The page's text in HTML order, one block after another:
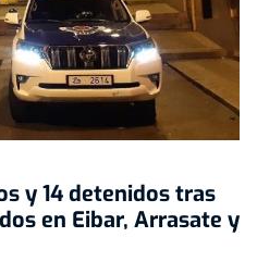
y 14 detenidos tras
en Eibar, Arrasate y